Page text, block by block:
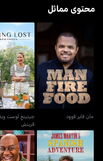
محتوى مماثل
مان فاير فوود
مان فاير فوود
جيتينغ لوست
جيتينغ لوست
فرينش